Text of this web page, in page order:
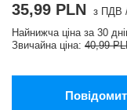
35,99 PLN
з ПДВ
Найнижча ціна за 30
Звичайна ціна: 40,99